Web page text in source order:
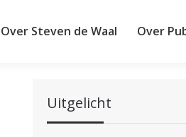
Over Steven de Waal Over
Uitgelicht